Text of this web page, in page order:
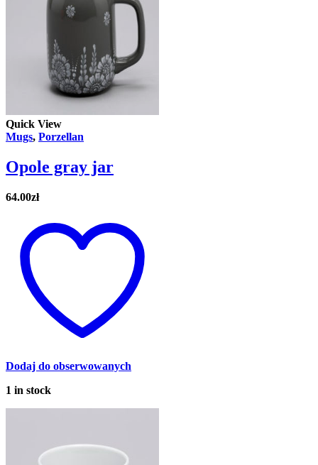
Quick View
Mugs, Porzellan
Opole gray jar
64.00zł
Dodaj do obserwowanych
1 in stock